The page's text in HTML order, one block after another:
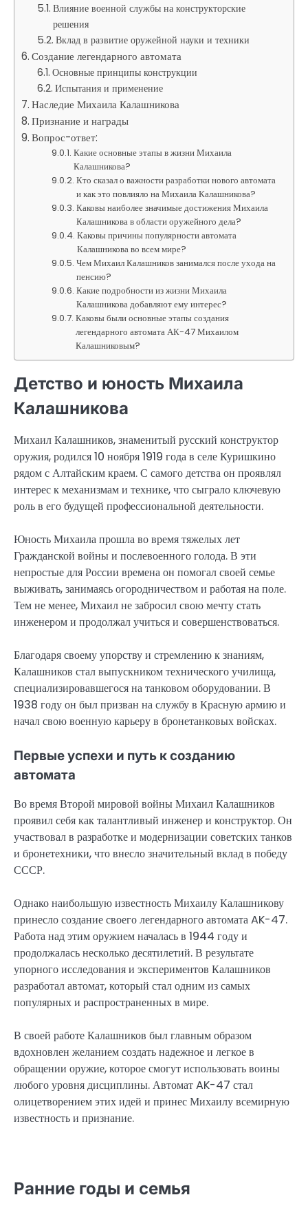
Влияние военной службы на конструкторские
решения
Вклад в развитие оружейной науки и техники
Создание легендарного автомата
Основные принципы конструкции
Испытания и применение
Наследие Михаила Калашникова
Признание и награды
Вопрос-ответ:
Какие основные этапы в жизни Михаила
Калашникова?
Кто сказал о важности разработки нового автомата
и как это повлияло на Михаила Калашникова?
Каковы наиболее значимые достижения Михаила
Калашникова в области оружейного дела?
Каковы причины популярности автомата
Калашникова во всем мире?
Чем Михаил Калашников занимался после ухода на
пенсию?
Какие подробности из жизни Михаила
Калашникова добавляют ему интерес?
Каковы были основные этапы создания
легендарного автомата АК-47 Михаилом
Калашниковым?
Детство и юность Михаила
Калашникова
Михаил Калашников, знаменитый русский конструктор
оружия, родился 10 ноября 1919 года в селе Куришкино
рядом с Алтайским краем. С самого детства он проявлял
интерес к механизмам и технике, что сыграло ключевую
роль в его будущей профессиональной деятельности.
Юность Михаила прошла во время тяжелых лет
Гражданской войны и послевоенного голода. В эти
непростые для России времена он помогал своей семье
выживать, занимаясь огородничеством и работая на поле.
Тем не менее, Михаил не забросил свою мечту стать
инженером и продолжал учиться и совершенствоваться.
Благодаря своему упорству и стремлению к знаниям,
Калашников стал выпускником технического училища,
специализировавшегося на танковом оборудовании. В
1938 году он был призван на службу в Красную армию и
начал свою военную карьеру в бронетанковых войсках.
Первые успехи и путь к созданию
автомата
Во время Второй мировой войны Михаил Калашников
проявил себя как талантливый инженер и конструктор. Он
участвовал в разработке и модернизации советских танков
и бронетехники, что внесло значительный вклад в победу
СССР.
Однако наибольшую известность Михаилу Калашникову
принесло создание своего легендарного автомата AK-47.
Работа над этим оружием началась в 1944 году и
продолжалась несколько десятилетий. В результате
упорного исследования и экспериментов Калашников
разработал автомат, который стал одним из самых
популярных и распространенных в мире.
В своей работе Калашников был главным образом
вдохновлен желанием создать надежное и легкое в
обращении оружие, которое смогут использовать воины
любого уровня дисциплины. Автомат AK-47 стал
олицетворением этих идей и принес Михаилу всемирную
известность и признание.
Ранние годы и семья